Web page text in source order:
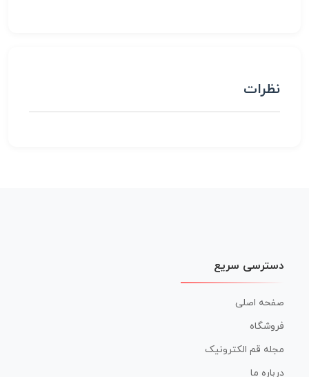
نظرات
دسترسی سریع
صفحه اصلی
فروشگاه
مجله قم الکترونیک
درباره ما